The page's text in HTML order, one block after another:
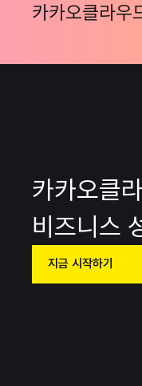
카카오클라우
카카오클
비즈니스
지금 시작하기